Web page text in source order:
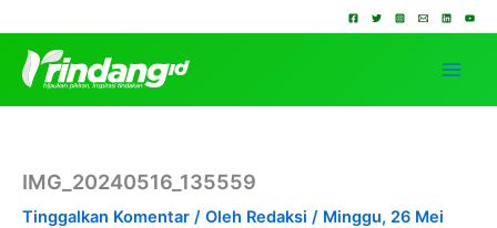
ke
konten
IMG_20240516_135559
Tinggalkan Komentar / Oleh Redaksi / Minggu, 26 Mei